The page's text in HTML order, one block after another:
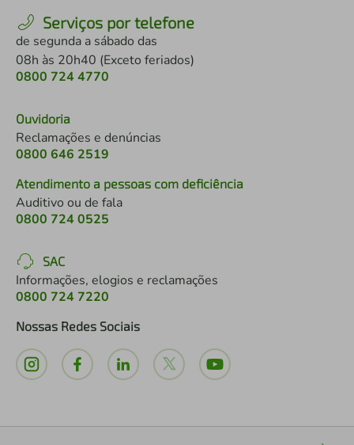
Serviços por telefone
de segunda a sábado das
08h às 20h40 (Exceto feriados)
0800 724 4770
Ouvidoria
Reclamações e denúncias
0800 646 2519
Atendimento a pessoas com deficiência
Auditivo ou de fala
0800 724 0525
SAC
Informações, elogios e reclamações
0800 724 7220
Nossas Redes Sociais